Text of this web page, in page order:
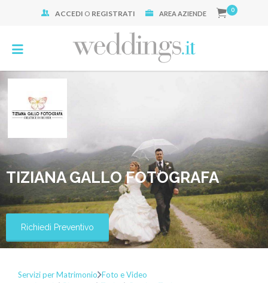
ACCEDI O REGISTRATI AREA AZIENDE 0
TIZIANA GALLO FOTOGRAFA
Richiedi Preventivo
Servizi per Matrimonio Foto e Video